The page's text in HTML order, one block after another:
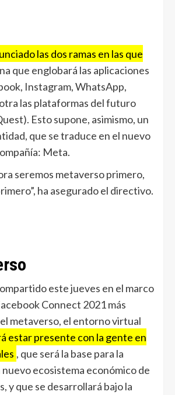
las dos ramas en las que
que englobará las aplicaciones
Instagram, WhatsApp,
las plataformas del futuro
Esto supone, asimismo, un
que se traduce en el nuevo
Meta.
seremos metaverso primero,
ha asegurado el directivo.
este jueves en el marco
Connect 2021 más
metaverso, el entorno virtual
estar presente con la gente en
, que será la base para la
ecosistema económico de
y que se desarrollará bajo la